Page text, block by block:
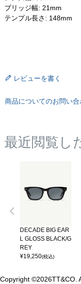
ブリッジ幅: 21mm
テンプル長さ: 148mm
レビューを書く
商品についてのお問い合
最近閲覧し
DECADE BIG EAR
L GLOSS BLACK/G
REY
¥19,250(税込)
Copyright ©2026TT&CO.